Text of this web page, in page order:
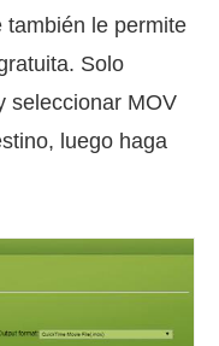
también le permite
Solo
seleccionar MOV
luego haga